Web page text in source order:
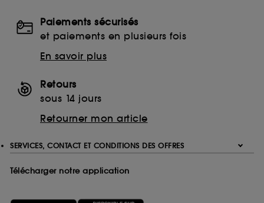
Paiements sécurisés
et paiements en plusieurs fois
En savoir plus
Retours
sous 14 jours
Retourner mon article
SERVICES, CONTACT ET CONDITIONS DES OFFRES
Télécharger notre application